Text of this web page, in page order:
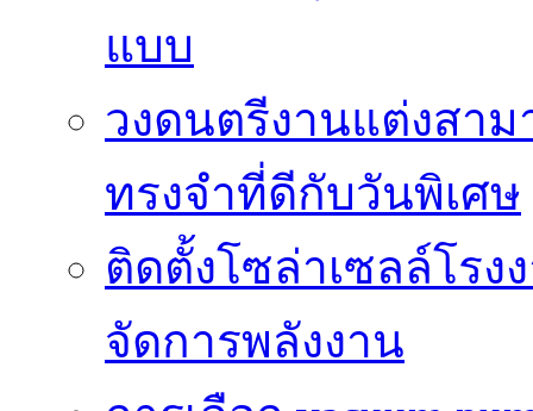
แบบ
วงดนตรีงานแต่งสา
ทรงจำที่ดีกับวันพิเศษ
ติดตั้งโซล่าเซลล์โรง
จัดการพลังงาน